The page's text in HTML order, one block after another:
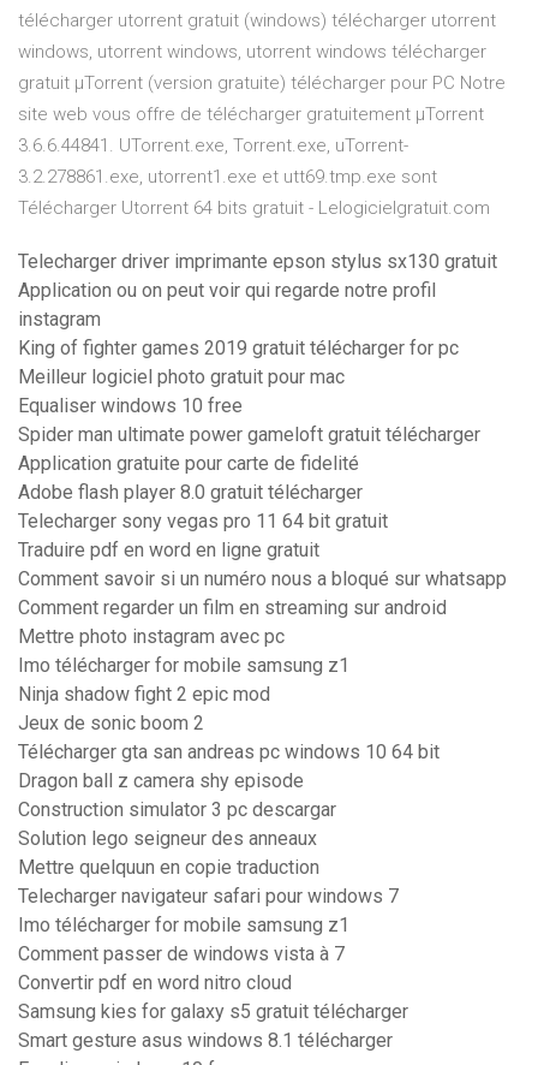
télécharger utorrent gratuit (windows) télécharger utorrent
windows, utorrent windows, utorrent windows télécharger
gratuit µTorrent (version gratuite) télécharger pour PC Notre
site web vous offre de télécharger gratuitement µTorrent
3.6.6.44841. UTorrent.exe, Torrent.exe, uTorrent-
3.2.278861.exe, utorrent1.exe et utt69.tmp.exe sont
Télécharger Utorrent 64 bits gratuit - Lelogicielgratuit.com
Telecharger driver imprimante epson stylus sx130 gratuit
Application ou on peut voir qui regarde notre profil
instagram
King of fighter games 2019 gratuit télécharger for pc
Meilleur logiciel photo gratuit pour mac
Equaliser windows 10 free
Spider man ultimate power gameloft gratuit télécharger
Application gratuite pour carte de fidelité
Adobe flash player 8.0 gratuit télécharger
Telecharger sony vegas pro 11 64 bit gratuit
Traduire pdf en word en ligne gratuit
Comment savoir si un numéro nous a bloqué sur whatsapp
Comment regarder un film en streaming sur android
Mettre photo instagram avec pc
Imo télécharger for mobile samsung z1
Ninja shadow fight 2 epic mod
Jeux de sonic boom 2
Télécharger gta san andreas pc windows 10 64 bit
Dragon ball z camera shy episode
Construction simulator 3 pc descargar
Solution lego seigneur des anneaux
Mettre quelquun en copie traduction
Telecharger navigateur safari pour windows 7
Imo télécharger for mobile samsung z1
Comment passer de windows vista à 7
Convertir pdf en word nitro cloud
Samsung kies for galaxy s5 gratuit télécharger
Smart gesture asus windows 8.1 télécharger